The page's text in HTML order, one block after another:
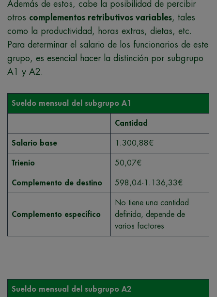
Además de estos, cabe la posibilidad de percibir
otros complementos retributivos variables, tales
como la productividad, horas extras, dietas, etc.
Para determinar el salario de los funcionarios de este
grupo, es esencial hacer la distinción por subgrupo
A1 y A2.
Sueldo mensual del subgrupo A1
Cantidad
Salario base 1.300,88€
Trienio 50,07€
Complemento de destino 598,04-1.136,33€
Complemento específico
No tiene una cantidad
definida, depende de
varios factores
Sueldo mensual del subgrupo A2